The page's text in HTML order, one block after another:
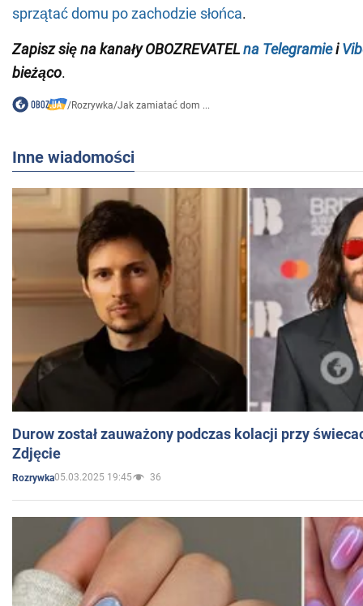
sprzątać domu po zachodzie słońca.
Zapisz się na kanały OBOZREVATELna Telegramiei
bieżąco.
/Rozrywka/Jak zamiatać dom ...
Inne wiadomości
Durow został zauważony podczas kolacji przy
Zdjęcie
Rozrywka05.03.2025 19:45 36